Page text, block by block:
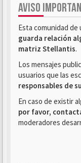
AVISO
Esta comunidad de
guarda relación
matriz Stellantis.
Los mensajes
usuarios que las
responsables de
En caso de existir
por favor,
moderadores